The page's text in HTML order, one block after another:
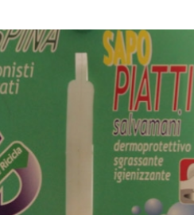
de suite : ce qui
tout soigneusement,
sans être obligés
SapoSTOVIGLIE
très efficacement les
œuf, poisson, etc.
dans le lave-
l’utilisation de